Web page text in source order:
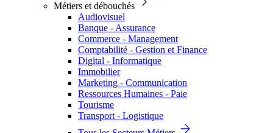
Métiers et débouchés
Audiovisuel
Banque - Assurance
Commerce - Management
Comptabilité - Gestion et Finance
Digital - Informatique
Immobilier
Marketing - Communication
Ressources Humaines - Paie
Tourisme
Transport - Logistique